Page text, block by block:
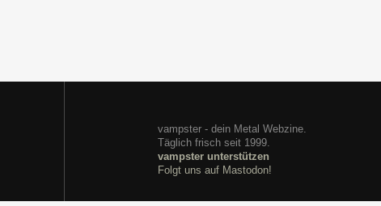
vampster - dein Metal Webzine.
Täglich frisch seit 1999.
vampster unterstützen
Folgt uns auf Mastodon!